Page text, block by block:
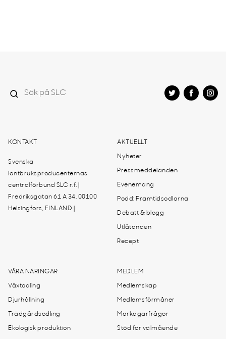
KONTAKT
Svenska
lantbruksproducenternas
centralförbund SLC r.f. |
Fredriksgatan 61 A 34, 00100
Helsingfors, FINLAND |
AKTUELLT
Nyheter
Pressmeddelanden
Evenemang
Podd: Framtidsodlarna
Debatt & blogg
Utlåtanden
Recept
VÅRA NÄRINGAR
Växtodling
Djurhållning
Trädgårdsodling
Ekologisk produktion
MEDLEM
Medlemskap
Medlemsförmåner
Markägarfrågor
Stöd för välmående